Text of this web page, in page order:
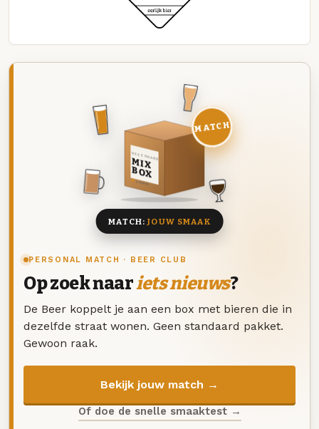
PERSONAL MATCH · BEER CLUB
Op zoek naariets nieuws?
De Beer koppelt je aan een box met bieren die in
dezelfde straat wonen. Geen standaard pakket.
Gewoon raak.
Bekijk jouw match →
Of doe de snelle smaaktest →
DEZE MAAND
MIX
BOX
8 BIEREN
MATCH
MATCH:JOUW SMAAK